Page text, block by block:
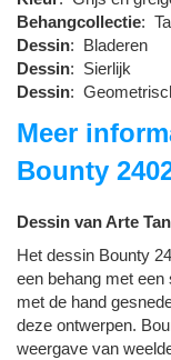
Behangcollectie:
Dessin: Bladeren
Dessin: Sierlijk
Dessin:
Meer
Bounty
Dessin van Arte
Het dessin Bounty
een behang met een
met de hand
deze ontwerpen.
weergave van